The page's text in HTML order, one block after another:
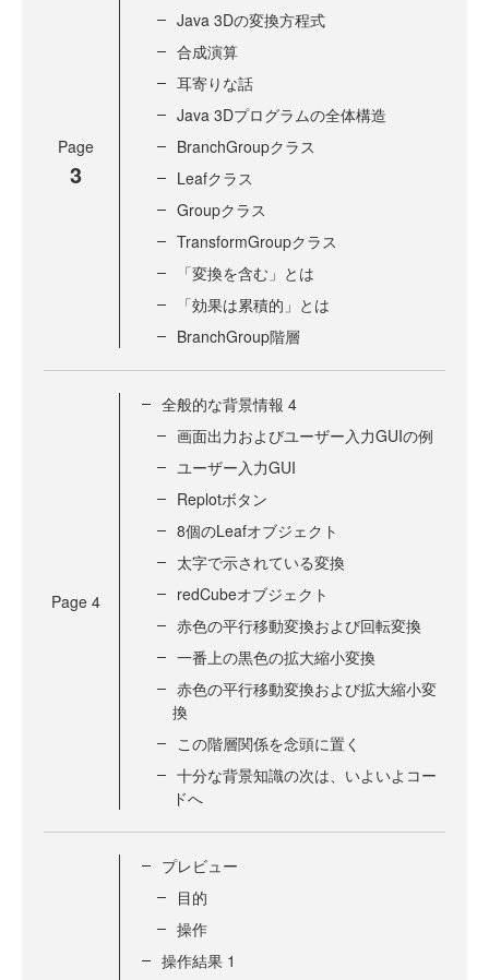
Page
3
Java 3Dの変換方程式
合成演算
耳寄りな話
Java 3Dプログラムの全体構造
BranchGroupクラス
Leafクラス
Groupクラス
TransformGroupクラス
「変換を含む」とは
「効果は累積的」とは
BranchGroup階層
Page 4
全般的な背景情報 4
画面出力およびユーザー入力GUIの例
ユーザー入力GUI
Replotボタン
8個のLeafオブジェクト
太字で示されている変換
redCubeオブジェクト
赤色の平行移動変換および回転変換
一番上の黒色の拡大縮小変換
赤色の平行移動変換および拡大縮小変
換
この階層関係を念頭に置く
十分な背景知識の次は、いよいよコー
ドへ
プレビュー
目的
操作
操作結果 1